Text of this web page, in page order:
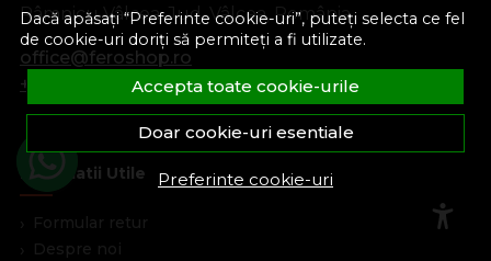
Dacă apăsați “Preferinte cookie-uri”, puteți selecta ce fel
de cookie-uri doriți să permiteți a fi utilizate.
Accepta toate cookie-urile
Doar cookie-uri esentiale
Preferinte cookie-uri
Râmnicu Vâlcea, Jud. Vâlcea, România
office@feroshop.ro
+40 311 100 277
Informatii Utile
Formular retur
Despre noi